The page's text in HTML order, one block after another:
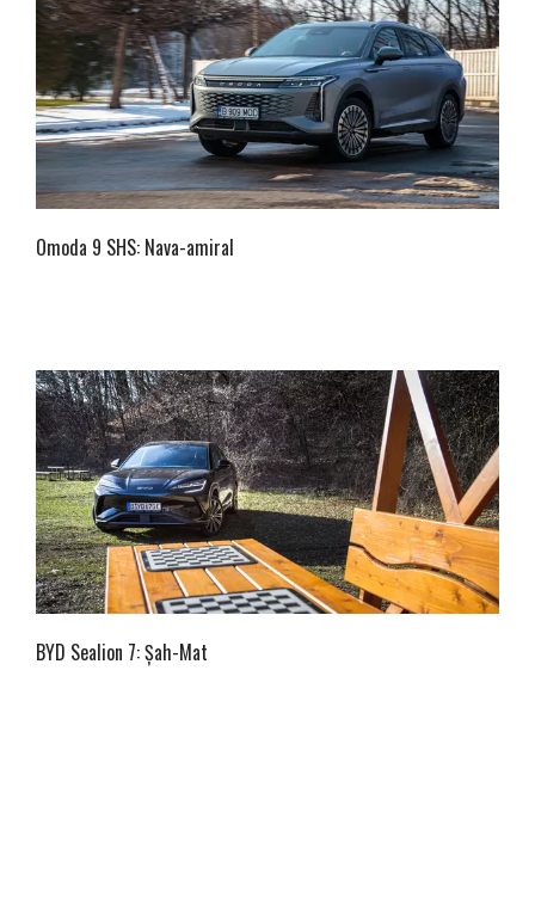
Omoda 9 SHS: Nava-amiral
BYD Sealion 7: Șah-Mat